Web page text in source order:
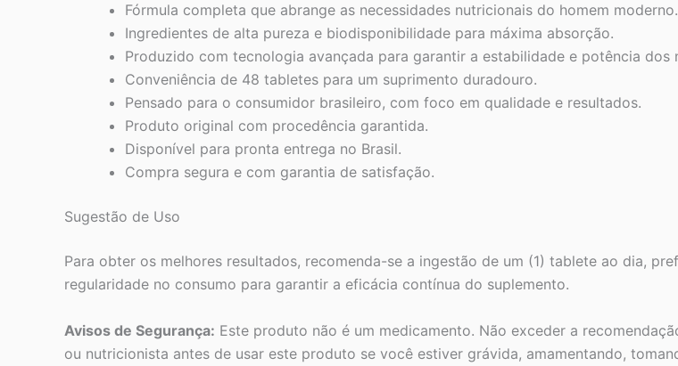
Fórmula completa que abrange as necessidades nutricionais do homem moderno.
Ingredientes de alta pureza e biodisponibilidade para máxima absorção.
Produzido com tecnologia avançada para garantir a estabilidade e potência dos
Conveniência de 48 tabletes para um suprimento duradouro.
Pensado para o consumidor brasileiro, com foco em qualidade e resultados.
Produto original com procedência garantida.
Disponível para pronta entrega no Brasil.
Compra segura e com garantia de satisfação.
Sugestão de Uso
Para obter os melhores resultados, recomenda-se a ingestão de um (1) tablete ao dia,
regularidade no consumo para garantir a eficácia contínua do suplemento.
Avisos de Segurança: Este produto não é um medicamento. Não exceder a
ou nutricionista antes de usar este produto se você estiver grávida, amamentando,